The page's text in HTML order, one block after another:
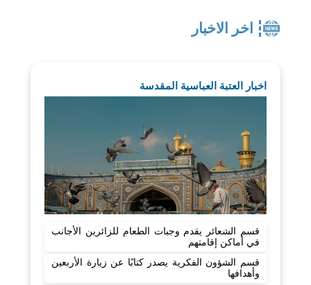
اخر الاخبار
اخبار العتبة العباسية المقدسة
قسم الشعائر يقدم وجبات الطعام للزائرين الأجانب
في أماكن إقامتهم
قسم الشؤون الفكرية يصدر كتابًا عن زيارة الأربعين
وأهدافها